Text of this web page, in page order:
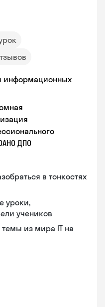
информационных
ДПО
в тонкостях
уроки,
учеников
из мира IT на